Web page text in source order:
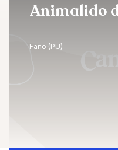
Animalido
Fano (PU)